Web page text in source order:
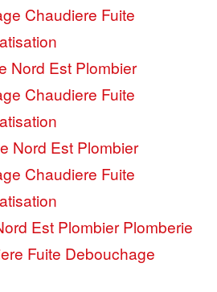
Chaudiere Fuite
Nord Est Plombier
Chaudiere Fuite
Nord Est Plombier
Chaudiere Fuite
Est Plombier Plomberie
Fuite Debouchage